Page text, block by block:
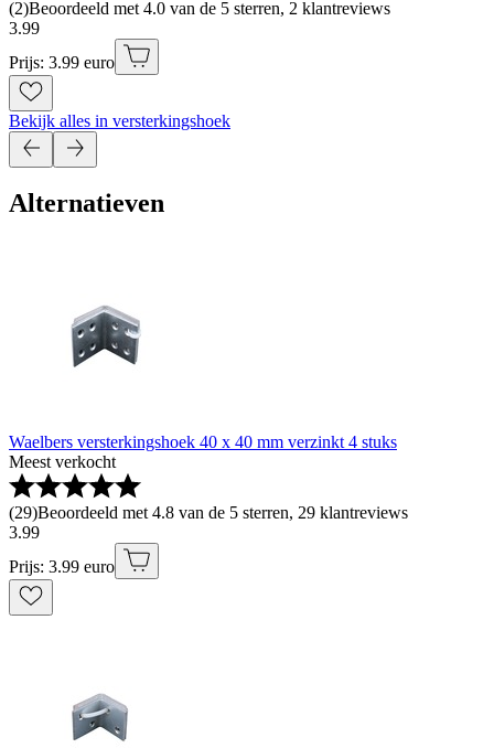
(2)Beoordeeld met 4.0 van de 5 sterren, 2 klantreviews
3.99
Prijs: 3.99 euro
Bekijk alles in versterkingshoek
Alternatieven
Waelbers versterkingshoek 40 x 40 mm verzinkt 4 stuks
Meest verkocht
(29)Beoordeeld met 4.8 van de 5 sterren, 29 klantreviews
3.99
Prijs: 3.99 euro